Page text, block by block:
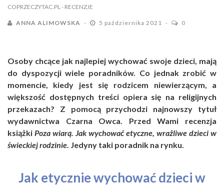
COPRZECZYTAC.PL - RECENZJE
ANNA ALIMOWSKA 5 października 2021 0
Osoby chcące jak najlepiej wychować swoje dzieci, mają
do dyspozycji wiele poradników. Co jednak zrobić w
momencie, kiedy jest się rodzicem niewierzącym, a
większość dostępnych treści opiera się na religijnych
przekazach? Z pomocą przychodzi najnowszy tytuł
wydawnictwa Czarna Owca. Przed Wami recenzja
książki Poza wiarą. Jak wychować etyczne, wrażliwe dzieci w
świeckiej rodzinie. Jedyny taki poradnik na rynku.
Jak etycznie wychować dzieci w